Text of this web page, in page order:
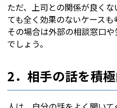
ただ、上司との関係が良く
ても全く効果のないケースも
その場合は外部の相談窓口
でしょう。
2．相手の話を積